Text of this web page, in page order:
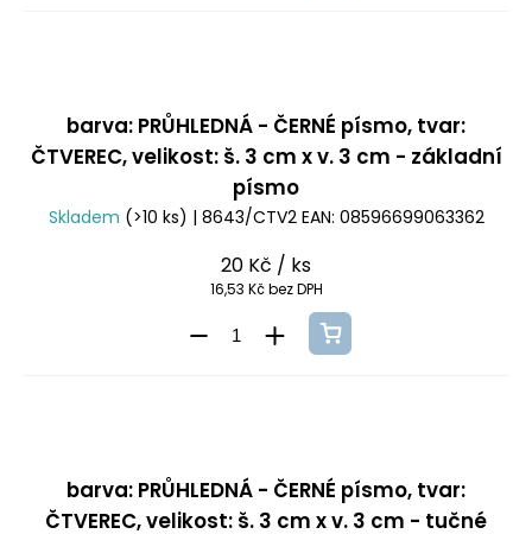
barva: PRŮHLEDNÁ - ČERNÉ písmo, tvar:
ČTVEREC, velikost: š. 3 cm x v. 3 cm - základní
písmo
Skladem (>10 ks) | 8643/CTV2 EAN: 08596699063362
20 Kč / ks
16,53 Kč bez DPH
barva: PRŮHLEDNÁ - ČERNÉ písmo, tvar:
ČTVEREC, velikost: š. 3 cm x v. 3 cm - tučné